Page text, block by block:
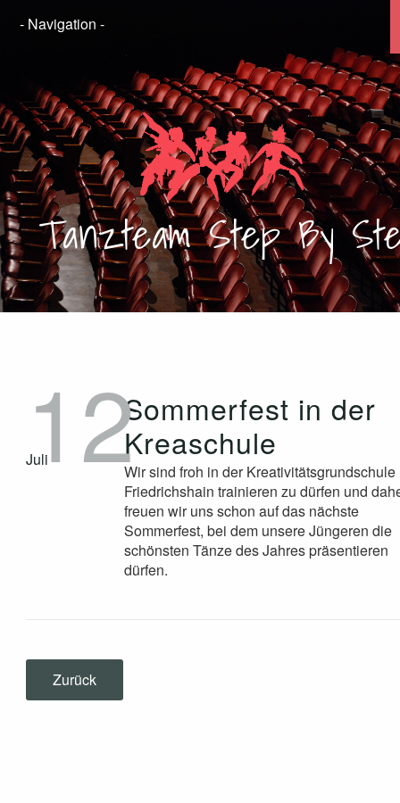
TanzteamStep By
Sommerfest in der
Kreaschule
12
Juli
Wir sind froh in der Kreativitätsgrundschule
Friedrichshain trainieren zu dürfen und
freuen wir uns schon auf das nächste
Sommerfest, bei dem unsere Jüngeren die
schönsten Tänze des Jahres präsentieren
dürfen.
Zurück